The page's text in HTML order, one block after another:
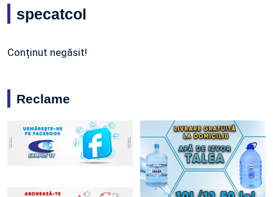
specatcol
Conținut negăsit!
Reclame